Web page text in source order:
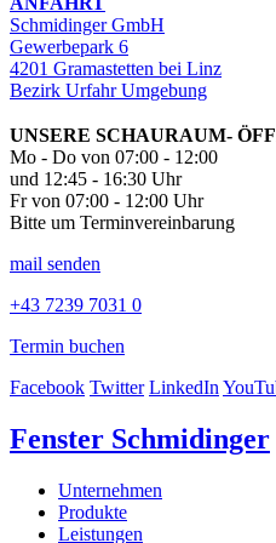
Schmidinger GmbH
Gewerbepark 6
4201 Gramastetten bei Linz
Bezirk Urfahr Umgebung
UNSERE SCHAURAUM-
Mo - Do von 07:00 - 12:00
und 12:45 - 16:30 Uhr
Fr von 07:00 - 12:00 Uhr
Bitte um Terminvereinbarung
mail senden
+43 7239 7031 0
Termin buchen
Facebook Twitter LinkedIn
Fenster Schmidinger
Unternehmen
Produkte
Leistungen